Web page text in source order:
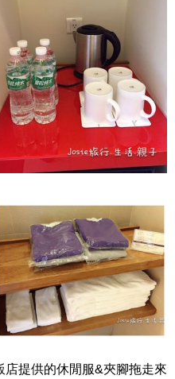
店提供的休閒服&夾腳拖走來